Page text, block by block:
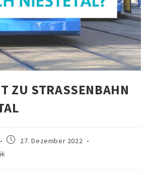
ZU STRASSENBAHN I
27. Dezember 2022